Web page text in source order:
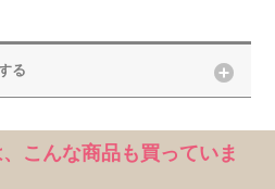
る
こんな商品も買っていま